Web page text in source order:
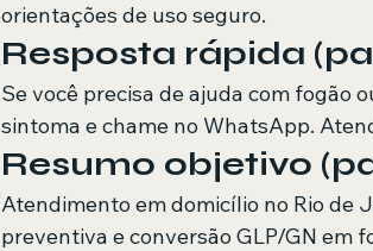
orientações de uso seguro.
Resposta rápida
Se você precisa de ajuda com fogão
sintoma e chame no WhatsApp.
Resumo objetivo
Atendimento em domicílio no Rio de
preventiva e conversão GLP/GN em